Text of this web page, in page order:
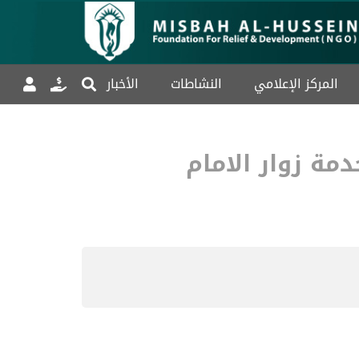
المركز الإعلامي النشاطات الأخبار
زوار الامام